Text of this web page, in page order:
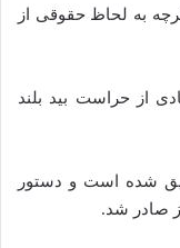
به لحاظ حقوقی از
از حراست بید بلند
شده است و دستور
صادر شد.